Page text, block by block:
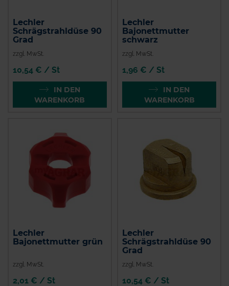
Lechler
Schrägstrahldüse 90
Grad
zzgl. MwSt.
10,54 € / St
IN DEN
WARENKORB
Lechler
Bajonettmutter
schwarz
zzgl. MwSt.
1,96 € / St
IN DEN
WARENKORB
Lechler
Bajonettmutter grün
zzgl. MwSt.
2,01 € / St
Lechler
Schrägstrahldüse 90
Grad
zzgl. MwSt.
10,54 € / St